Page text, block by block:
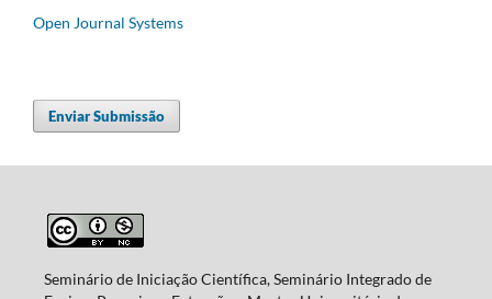
Open Journal Systems
Enviar Submissão
Seminário de Iniciação Científica, Seminário Integrado de